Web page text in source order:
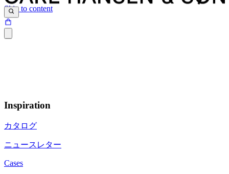
Skip to content
Inspiration
カタログ
ニュースレター
Cases